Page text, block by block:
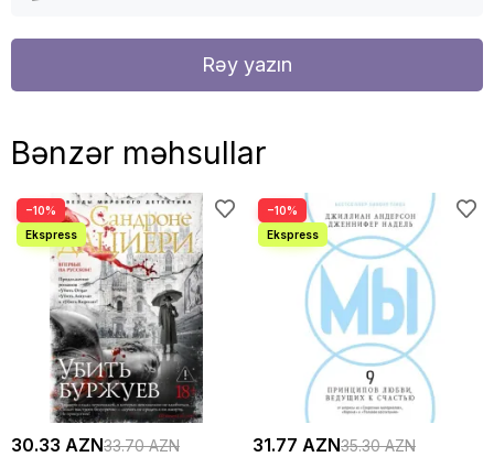
Rəy yazın
Bənzər məhsullar
−10%
30.33 AZN33.70 AZN
−10%
31.77 AZN35.30 AZN